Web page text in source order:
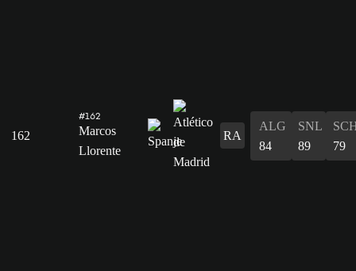
162
#162
Marcos
Llorente
RA
ALG
84
SNL
89
79